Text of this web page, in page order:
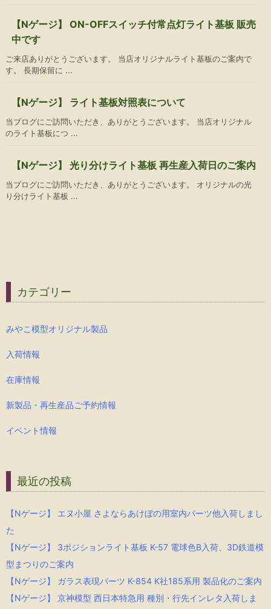
【Nゲージ】 ON-OFFスイッチ付常点灯ライト基板 販売
中です
ご来店ありがとうございます。 当店オリジナルライト基板のご案内で
す。 長期保留に ...
【Nゲージ】 ライト基板対照表について
当ブログにご訪問いただき、ありがとうございます。 当店オリジナル
のライト基板につ ...
【Nゲージ】 光り分けライト基板 再生産入荷日のご案内
当ブログにご訪問いただき、ありがとうございます。 オリジナルの光
り分けライト基板 ...
カテゴリー
みやこ模型オリジナル製品
入荷情報
在庫情報
新製品・再生産品ご予約情報
イベント情報
最近の投稿
【Nゲージ】 エヌ小屋 さよならあけぼの用室内パーツ他入荷しまし
た
【Nゲージ】 3ポジションライト基板 K-57 電球色B入荷、3D鉄道模
型まつりのご案内
【Nゲージ】 ガラス表現パーツ K-854 K社185系用 製品化のご案内
【Nゲージ】 京神模型 西日本特急用 種別・行先インレタ入荷しま